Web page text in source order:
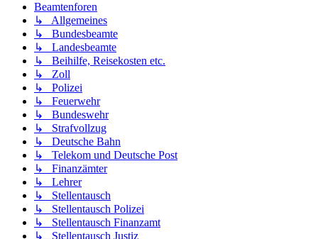
Beamtenforen
↳ Allgemeines
↳ Bundesbeamte
↳ Landesbeamte
↳ Beihilfe, Reisekosten etc.
↳ Zoll
↳ Polizei
↳ Feuerwehr
↳ Bundeswehr
↳ Strafvollzug
↳ Deutsche Bahn
↳ Telekom und Deutsche Post
↳ Finanzämter
↳ Lehrer
↳ Stellentausch
↳ Stellentausch Polizei
↳ Stellentausch Finanzamt
↳ Stellentausch Justiz